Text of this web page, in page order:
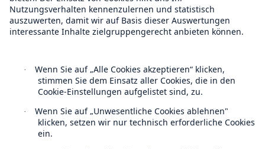
Lösungen
Sachdeckung durch einen leistungsfähigen